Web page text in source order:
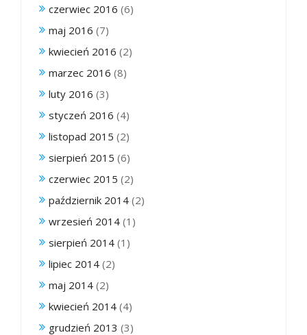
czerwiec 2016 (6)
maj 2016 (7)
kwiecień 2016 (2)
marzec 2016 (8)
luty 2016 (3)
styczeń 2016 (4)
listopad 2015 (2)
sierpień 2015 (6)
czerwiec 2015 (2)
październik 2014 (2)
wrzesień 2014 (1)
sierpień 2014 (1)
lipiec 2014 (2)
maj 2014 (2)
kwiecień 2014 (4)
grudzień 2013 (3)